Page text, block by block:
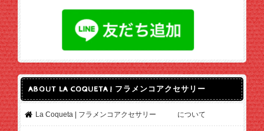
ABOUT LA COQUETA | フラメンコアクセサリー
La Coqueta | フラメンコアクセサリー について